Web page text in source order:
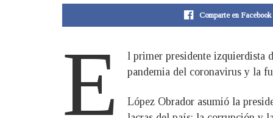
Comparte en Facebook
E
l primer presidente izquierdista
pandemia del coronavirus y la
López Obrador asumió la